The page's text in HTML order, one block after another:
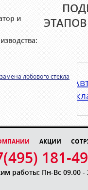
и
АКЦИИ
181-
работы: Пн-Вс 09.00 -